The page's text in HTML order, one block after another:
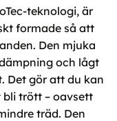
teknologi, är
formade så att
Den mjuka
och lågt
Det gör att du kan
trött – oavsett
träd. Den